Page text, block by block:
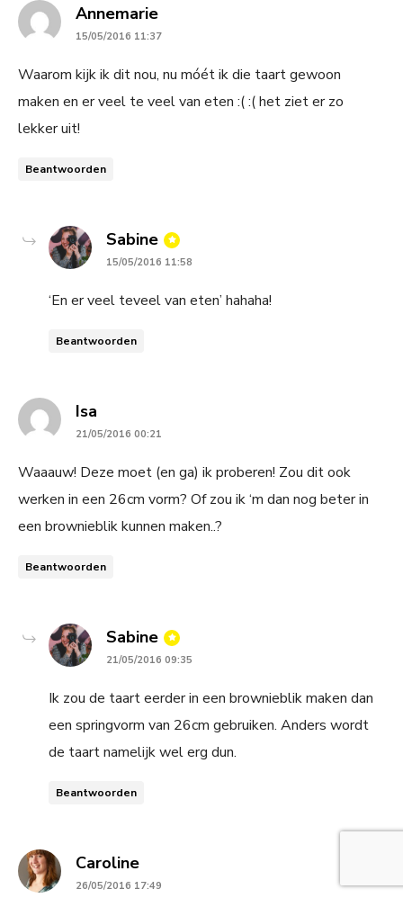
Annemariesays:
15/05/2016 11:37
Waarom kijk ik dit nou, nu móét ik die taart gewoon
maken en er veel te veel van eten :( :( het ziet er zo
lekker uit!
Beantwoorden
Sabine says:
15/05/2016 11:58
‘En er veel teveel van eten’ hahaha!
Beantwoorden
Isa
21/05/2016 00:21
Waaauw! Deze moet (en ga) ik proberen! Zou dit ook
werken in een 26cm vorm? Of zou ik ‘m dan nog beter in
een brownieblik kunnen maken..?
Beantwoorden
Sabine says:
21/05/2016 09:35
Ik zou de taart eerder in een brownieblik maken dan
een springvorm van 26cm gebruiken. Anders wordt
de taart namelijk wel erg dun.
Beantwoorden
Carolinesays:
26/05/2016 17:49